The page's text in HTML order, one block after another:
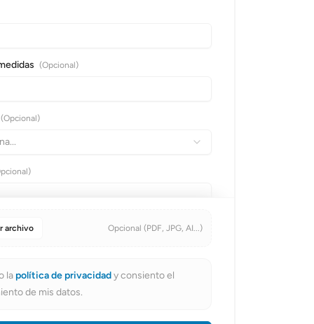
(Opcional)
(Opcional)
archivo Opcional (PDF, JPG, AI...)
la política de privacidady consiento el
de mis datos.